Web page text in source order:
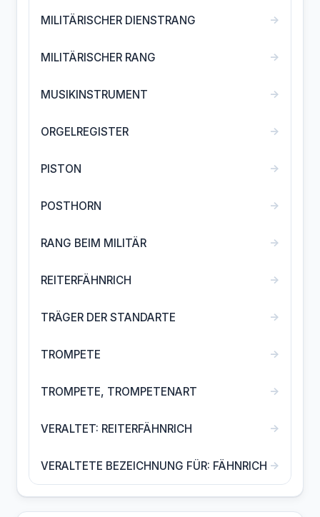
MILITÄRISCHER DIENSTRANG →
MILITÄRISCHER RANG →
MUSIKINSTRUMENT →
ORGELREGISTER →
PISTON →
POSTHORN →
RANG BEIM MILITÄR →
REITERFÄHNRICH →
TRÄGER DER STANDARTE →
TROMPETE →
TROMPETE, TROMPETENART →
VERALTET: REITERFÄHNRICH →
VERALTETE BEZEICHNUNG FÜR: FÄHNRICH →